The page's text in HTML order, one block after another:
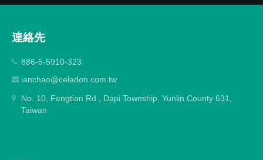
連絡先
886-5-5910-323
ianchao@celadon.com.tw
No. 10, Fengtian Rd., Dapi Township, Yunlin County 631,
Taiwan